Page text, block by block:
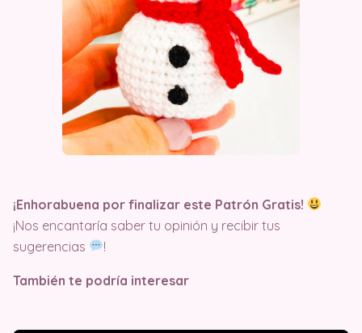
¡Enhorabuena por finalizar este Patrón Gratis!
¡Nos encantaría saber tu opinión y recibir tus
sugerencias
!
También te podría interesar